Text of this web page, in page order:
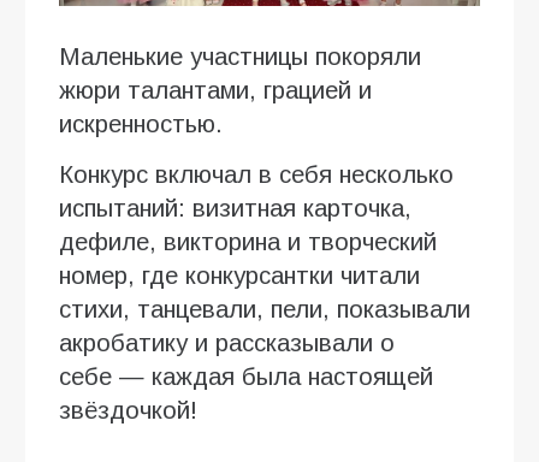
Маленькие участницы покоряли
жюри талантами, грацией и
искренностью.
Конкурс включал в себя несколько
испытаний: визитная карточка,
дефиле, викторина и творческий
номер, где конкурсантки читали
стихи, танцевали, пели, показывали
акробатику и рассказывали о
себе — каждая была настоящей
звёздочкой!